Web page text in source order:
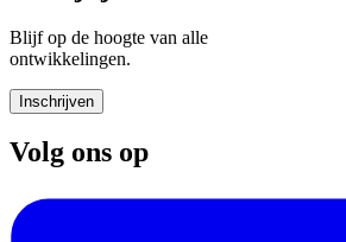
Blijf op de hoogte van alle
ontwikkelingen.
Inschrijven
Volg ons op